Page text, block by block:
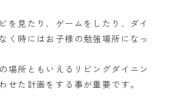
を見たり、ゲームをしたり、ダイ
く時にはお子様の勉強場所になっ
場所ともいえるリビングダイニン
せた計画をする事が重要です。